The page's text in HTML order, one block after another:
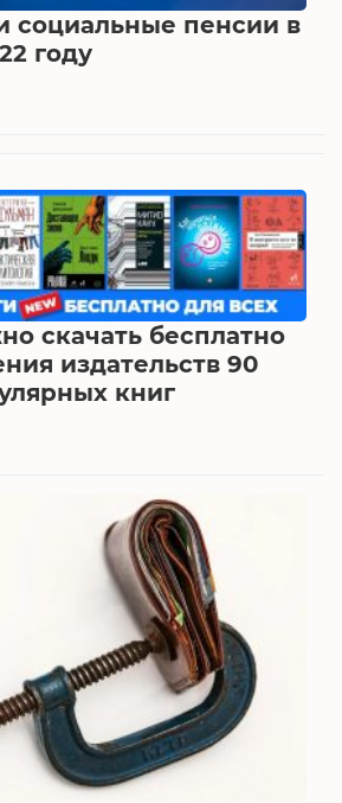
социальные пенсии в
году
скачать бесплатно
издательств 90
книг